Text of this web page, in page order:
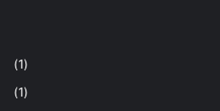
(1)
(1)